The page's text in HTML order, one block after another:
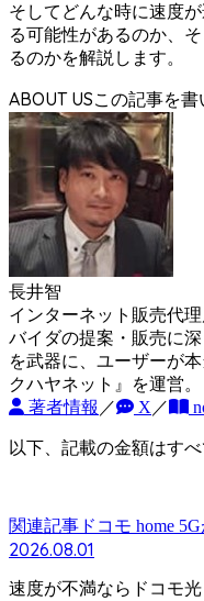
そしてどんな時に速度
る可能性があるのか、
るのかを解説します。
ABOUT US
長井智
インターネット販売代
バイダの提案・販売に
を武器に、ユーザーが
クハヤネット』を運営。
著者情報 ／ X ／
以下、記載の金額はすべ
関連記事 ドコモ home
2026.08.01
速度が不満ならドコモ光